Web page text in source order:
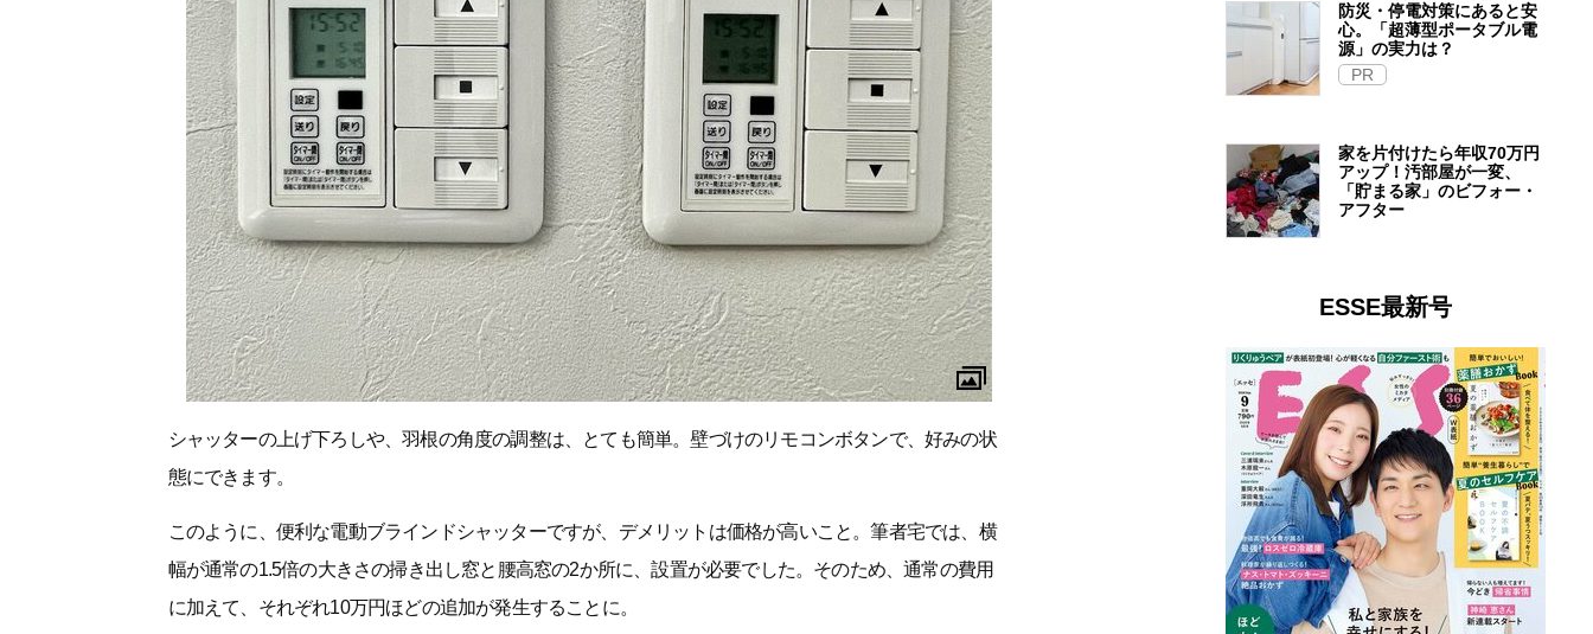
シャッターの上げ下ろしや、羽根の角度の調整は、とても簡単。壁づけのリモコンボタンで、好みの状
態にできます。
このように、便利な電動ブラインドシャッターですが、デメリットは価格が高いこと。筆者宅では、横
幅が通常の1.5倍の大きさの掃き出し窓と腰高窓の2か所に、設置が必要でした。そのため、通常の費用
に加えて、それぞれ10万円ほどの追加が発生することに。
防災・停電対策にあると安
心。「超薄型ポータブル電
源」の実力は？​
PR
家を片付けたら年収70万円
アップ！汚部屋が一変、
「貯まる家」のビフォー・
アフター
ESSE最新号